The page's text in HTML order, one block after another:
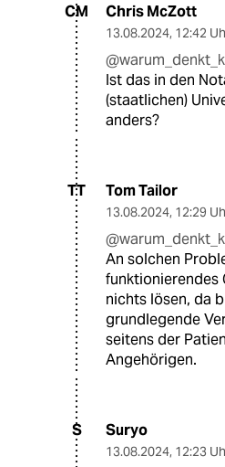
CM Chris McZott
13.08.2024, 12:42
Ist das in den
(staatlichen)
anders?
TT Tom Tailor
13.08.2024, 12:29
An solchen
funktionierendes
nichts lösen, da
grundlegende
seitens der
Angehörigen.
S Suryo
13.08.2024, 12:23